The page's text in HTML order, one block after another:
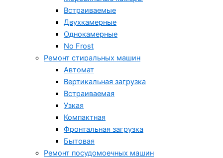
Встраиваемые
Двухкамерные
Однокамерные
No Frost
Ремонт стиральных машин
Автомат
Вертикальная загрузка
Встраиваемая
Узкая
Компактная
Фронтальная загрузка
Бытовая
Ремонт посудомоечных машин